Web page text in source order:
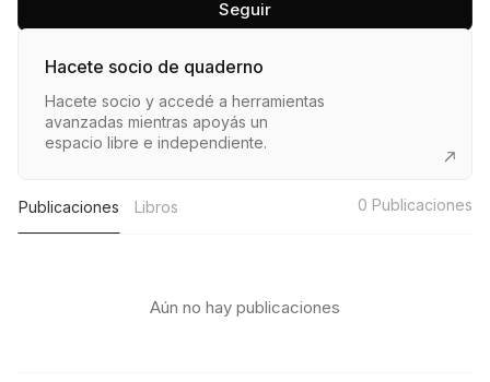
Seguir
Hacete socio de quaderno
Hacete socio y accedé a herramientas
avanzadas mientras apoyás un
espacio libre e independiente.
Publicaciones Libros 0 Publicaciones
Aún no hay publicaciones